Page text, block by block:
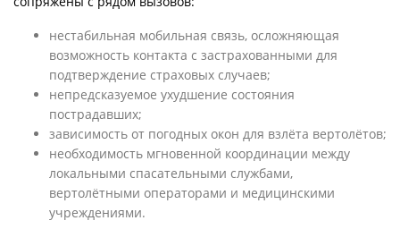
нестабильная мобильная связь, осложняющая
возможность контакта с застрахованными для
подтверждение страховых случаев;
непредсказуемое ухудшение состояния
пострадавших;
зависимость от погодных окон для взлёта вертолётов;
необходимость мгновенной координации между
локальными спасательными службами,
вертолётными операторами и медицинскими
учреждениями.